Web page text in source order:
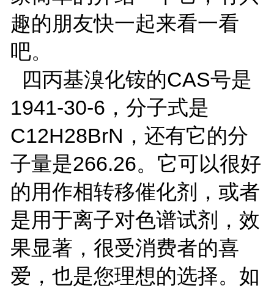
趣的朋友快一起来看一看
吧。
四丙基溴化铵的CAS号是
1941-30-6，分子式是
C12H28BrN，还有它的分
子量是266.26。它可以很好
的用作相转移催化剂，或者
是用于离子对色谱试剂，效
果显著，很受消费者的喜
爱，也是您理想的选择。如